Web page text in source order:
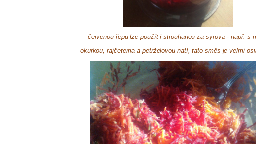
červenou řepu lze použít i strouhanou za syrova - např. s
okurkou, rajčetema a petrželovou natí, tato směs je velmi